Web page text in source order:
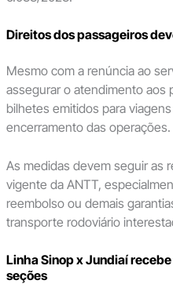
Direitos dos passageiros
Mesmo com a renúncia ao
assegurar o atendimento aos
bilhetes emitidos para
encerramento das operações.
As medidas devem seguir as
vigente da ANTT,
reembolso ou demais
transporte rodoviário
Linha Sinop x Jundiaí
seções